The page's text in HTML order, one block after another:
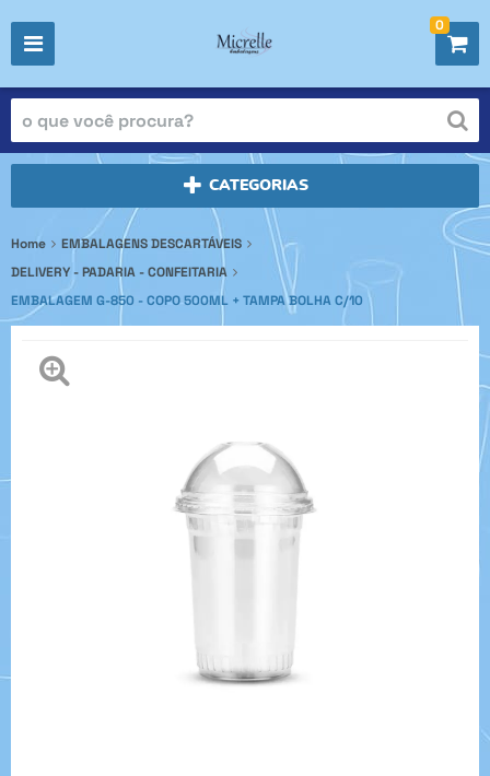
0
CATEGORIAS
Home
EMBALAGENS DESCARTÁVEIS
DELIVERY - PADARIA - CONFEITARIA
EMBALAGEM G-850 - COPO 500ML + TAMPA BOLHA C/10